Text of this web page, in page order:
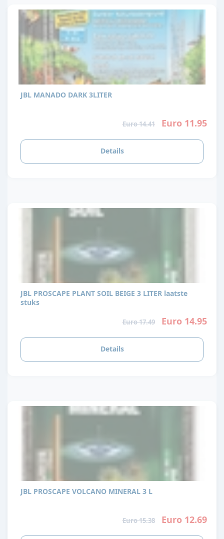
JBL MANADO DARK 3LITER
Euro 14.41 Euro 11.95
Details
JBL PROSCAPE PLANT SOIL BEIGE 3 LITER laatste
stuks
Euro 17.49 Euro 14.95
Details
JBL PROSCAPE VOLCANO MINERAL 3 L
Euro 15.38 Euro 12.69